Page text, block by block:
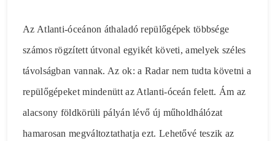
Az Atlanti-óceánon áthaladó repülőgépek többsége
számos rögzített útvonal egyikét követi, amelyek széles
távolságban vannak. Az ok: a Radar nem tudta követni a
repülőgépeket mindenütt az Atlanti-óceán felett. Ám az
alacsony földkörüli pályán lévő új műholdhálózat
hamarosan megváltoztathatja ezt. Lehetővé teszik az